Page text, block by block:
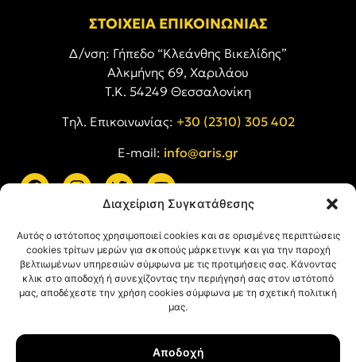
Διαχείριση Συγκατάθεσης
Αυτός ο ιστότοπος χρησιμοποιεί cookies και σε ορισμένες περιπτώσεις
cookies τρίτων μερών για σκοπούς μάρκετινγκ και για την παροχή
βελτιωμένων υπηρεσιών σύμφωνα με τις προτιμήσεις σας. Κάνοντας
κλικ στο αποδοχή ή συνεχίζοντας την περιήγησή σας στον ιστότοπό
μας, αποδέχεστε την χρήση cookies σύμφωνα με τη σχετική πολιτική
μας.
Αποδοχή
ΣΤΟΙΧΕΙΑ ΕΠΙΚΟΙΝΩΝΙΑΣ
Δ/νση: Γήπεδο “Κλεάνθης Βικελίδης”
Αλκμήνης 69, Χαριλάου
Τ.Κ. 54249 Θεσσαλονίκη
Tηλ. Επικοινωνίας: +30 (2310) 305 402
E-mail: info@aris.gr
Όροι Χρήσης